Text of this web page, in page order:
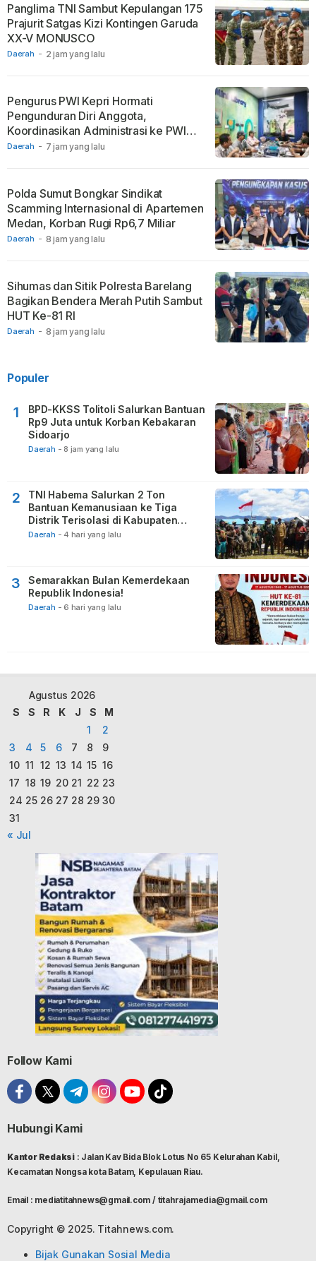
Daerah - 2 jam yang lalu
Panglima TNI Sambut Kepulangan 175
Prajurit Satgas Kizi Kontingen Garuda
XX-V MONUSCO
Daerah - 7 jam yang lalu
Pengurus PWI Kepri Hormati
Pengunduran Diri Anggota,
Koordinasikan Administrasi ke PWI
Pusat
Daerah - 8 jam yang lalu
Polda Sumut Bongkar Sindikat
Scamming Internasional di Apartemen
Medan, Korban Rugi Rp6,7 Miliar
Daerah - 8 jam yang lalu
Sihumas dan Sitik Polresta Barelang
Bagikan Bendera Merah Putih Sambut
HUT Ke-81 RI
Populer
1
BPD-KKSS Tolitoli Salurkan Bantuan
Rp9 Juta untuk Korban Kebakaran
Sidoarjo
Daerah - 8 jam yang lalu
2
TNI Habema Salurkan 2 Ton
Bantuan Kemanusiaan ke Tiga
Distrik Terisolasi di Kabupaten
Puncak
Daerah - 4 hari yang lalu
3
Semarakkan Bulan Kemerdekaan
Republik Indonesia!
Daerah - 6 hari yang lalu
Agustus 2026
S
S R K J S
M
1
2
3
4 5 6 7 8
9
10 11 12 13 14 15 16
17 18 19 20 21 22 23
24 25 26 27 28 29 30
31
« Jul
Follow Kami
Hubungi Kami
Kantor Redaksi : Jalan Kav Bida Blok Lotus No 65 Kelurahan Kabil,
Kecamatan Nongsa kota Batam, Kepulauan Riau.
Email : mediatitahnews@gmail.com / titahrajamedia@gmail.com
Copyright © 2025. Titahnews.com.
Bijak Gunakan Sosial Media